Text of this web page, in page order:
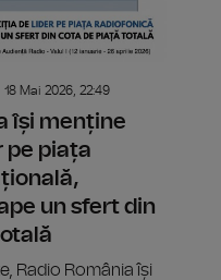
18 Mai 2026, 22:49
își menține
pe piața
un sfert din
Radio România își